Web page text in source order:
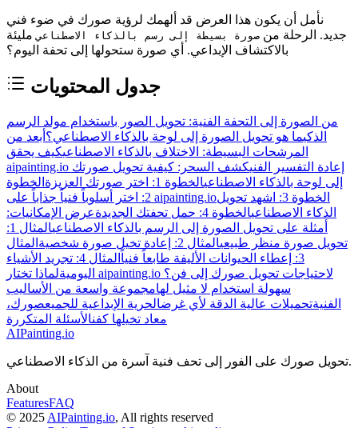
نأمل أن يكون هذا العرض قد ألهمك لرؤية صورك في ضوء فني
جديد. الرحلة من صورة بسيطة إلى رسم بالذكاء الاصطناعيمليئة
بالاكتشاف الإبداعي. أي صورة ستحولها إلى تحفة اليوم؟
جدول المحتويات
من الصورة إلى التحفة الفنية: تحويل الصور باستخدام مولد الرسم
الذكيما هو تحويل الصورة إلى لوحة بالذكاء الاصطناعي؟ أبعد من
المرشحات البسيطة: الاختلاف بالذكاء الاصطناعيكيف يحقق
aipainting.io إعادة التفسير الفنيكشف السحر: كيفية تحويل صورتك
إلى لوحة بالذكاء الاصطناعيالخطوة 1: اختر صورتك العزيزة
الخطوة
2: اختر أسلوباً فنياً جذاباً على aipainting.ioالخطوة 3: اشهد تحويل
الذكاء الاصطناعيالخطوة 4: حمل تحفتك الجديدة
عرض الإمكانيات:
أمثلة على تحويل الصورة إلى الرسم بالذكاء الاصطناعي
المثال 1:
تحويل صورة منظر طبيعيالمثال 2: إعادة تخيل صورة شخصية
المثال
3: إعطاء الحيوانات الأليفة طابعاً فنياً
المثال 4: تجريد الأشياء
اليومية
لماذا تختار aipainting.io لاحتياجات تحويل صورك إلى فن؟
سهولة استخدام لا مثيل لهامجموعة واسعة من الأساليب
الفنيةتحميلات عالية الدقة لأي غرضالحرية الإبداعية للجميعصورك،
معاد تخيلها كفنالأسئلة المتكررة
AIPainting.io
تحويل صورك على الفور إلى تحف فنية آسرة من الذكاء الاصطناعي.
About
FeaturesFAQ
© 2025 AIPainting.io, All rights reserved